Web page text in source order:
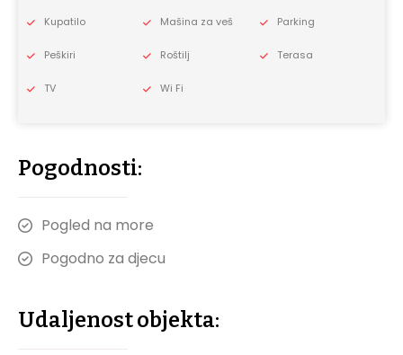
Kupatilo Mašina za veš Parking
Peškiri Roštilj Terasa
TV Wi Fi
Pogodnosti:
Pogled na more
Pogodno za djecu
Udaljenost objekta: